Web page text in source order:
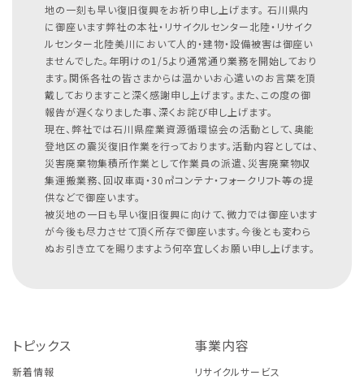
地の一刻も早い復旧復興をお祈り申し上げます。 石川県内
に御座います弊社の本社・リサイクルセンター北陸・リサイク
ルセンター北陸美川において人的・建物・設備被害は御座い
ませんでした。年明けの1/5より通常通り業務を開始しており
ます。関係各社の皆さまからは温かいお心遣いのお言葉を頂
戴しておりますこと深く感謝申し上げます。また、この度の御
報告が遅くなりました事、深くお詫び申し上げます。
現在、弊社では石川県産業資源循環協会の活動として、奥能
登地区の震災復旧作業を行っております。活動内容としては、
災害廃棄物集積所作業として作業員の派遣、災害廃棄物収
集運搬業務、回収車両・30㎥コンテナ・フォークリフト等の提
供などで御座います。
被災地の一日も早い復旧復興に向けて、微力では御座います
が今後も尽力させて頂く所存で御座います。今後とも変わら
ぬお引き立てを賜りますよう何卒宜しくお願い申し上げます。
トピックス
新着情報
事業内容
リサイクルサービス